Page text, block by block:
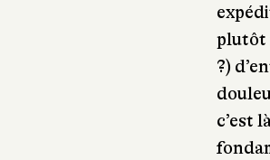
plutôt
?)
c’est